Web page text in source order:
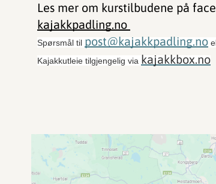
Les mer om kurstilbudene på
kajakkpadling.no
Spørsmål til post@kajakkpadling.no
Kajakkutleie tilgjengelig via kajakkbox.no